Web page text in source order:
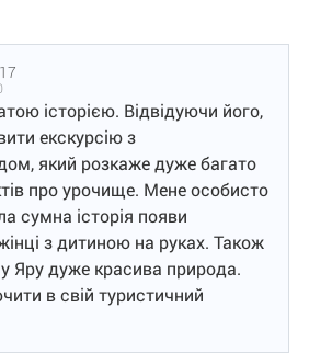
історією. Відвідуючи його,
екскурсію з
який розкаже дуже багато
про урочище. Мене особисто
сумна історія появи
з дитиною на руках. Також
Яру дуже красива природа.
в свій туристичний